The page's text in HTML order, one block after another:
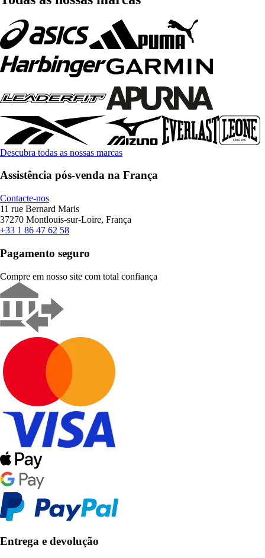
Descubra todas as nossas marcas
Assistência pós-venda na França
Contacte-nos
11 rue Bernard Maris
37270 Montlouis-sur-Loire, França
+33 1 86 47 62 58
Pagamento seguro
Compre em nosso site com total confiança
Entrega e devolução